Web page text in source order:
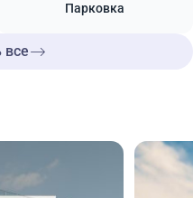
Парковка
все